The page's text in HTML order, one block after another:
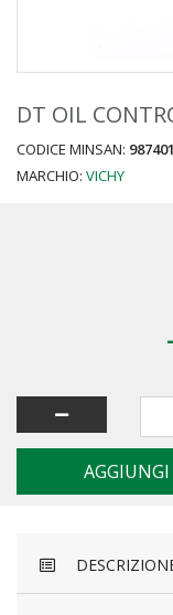
DT OIL
CODICE MINSAN:
MARCHIO: VICHY
AGGIUNGI